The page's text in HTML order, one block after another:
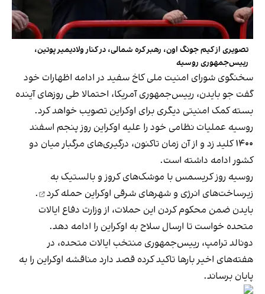
تصویری از کیم جونگ اون، رهبر کره شمالی، در کنار ولادیمیر پوتین،
رییس‌جمهوری روسیه
سخنگوی شورای امنیت ملی کاخ سفید در ادامه اظهارات خود
گفت جو بایدن، رییس‌جمهوری آمریکا، احتمالا طی روزهای آینده
بسته کمک امنیتی دیگری برای اوکراین تصویب خواهد کرد.
روسیه عملیات نظامی خود را علیه اوکراین روز پنجم اسفند
۱۴۰۰ کلید زد و از آن زمان تاکنون، درگیری‌های مرگبار میان دو
کشور ادامه داشته است.
روسیه روز کریسمس با موشک‌های کروز و بالستیک به
زیر‌ساخت‌های انرژی و شهرهای شرقی اوکراین حمله کرد
.
بایدن ضمن محکوم کردن این حملات، از وزارت دفاع ایالات
متحده خواست تا ارسال سلاح به اوکراین را ادامه دهد.
دونالد ترامپ، رییس‌جمهوری منتخب ایالات متحده، در
هفته‌های اخیر بارها تاکید کرده قصد دارد مناقشه اوکراین را به
پایان برساند.